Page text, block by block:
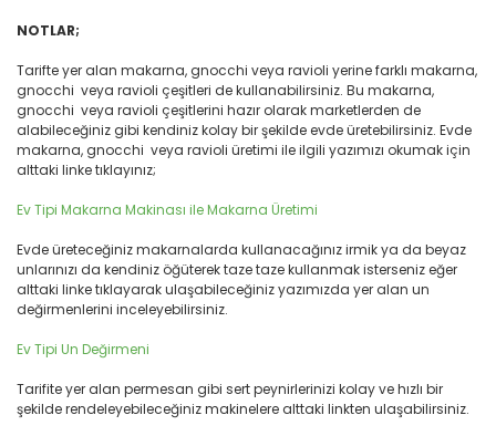
NOTLAR;
Tarifte yer alan makarna, gnocchi veya ravioli yerine farklı makarna,
gnocchi veya ravioli çeşitleri de kullanabilirsiniz. Bu makarna,
gnocchi veya ravioli çeşitlerini hazır olarak marketlerden de
alabileceğiniz gibi kendiniz kolay bir şekilde evde üretebilirsiniz. Evde
makarna, gnocchi veya ravioli üretimi ile ilgili yazımızı okumak için
alttaki linke tıklayınız;
Ev Tipi Makarna Makinası ile Makarna Üretimi
Evde üreteceğiniz makarnalarda kullanacağınız irmik ya da beyaz
unlarınızı da kendiniz öğüterek taze taze kullanmak isterseniz eğer
alttaki linke tıklayarak ulaşabileceğiniz yazımızda yer alan un
değirmenlerini inceleyebilirsiniz.
Ev Tipi Un Değirmeni
Tarifite yer alan permesan gibi sert peynirlerinizi kolay ve hızlı bir
şekilde rendeleyebileceğiniz makinelere alttaki linkten ulaşabilirsiniz.